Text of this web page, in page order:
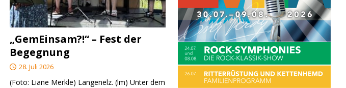
„GemEinsam?!“ – Fest der
Begegnung
28. Juli 2026
(Foto: Liane Merkle) Langenelz. (lm) Unter dem